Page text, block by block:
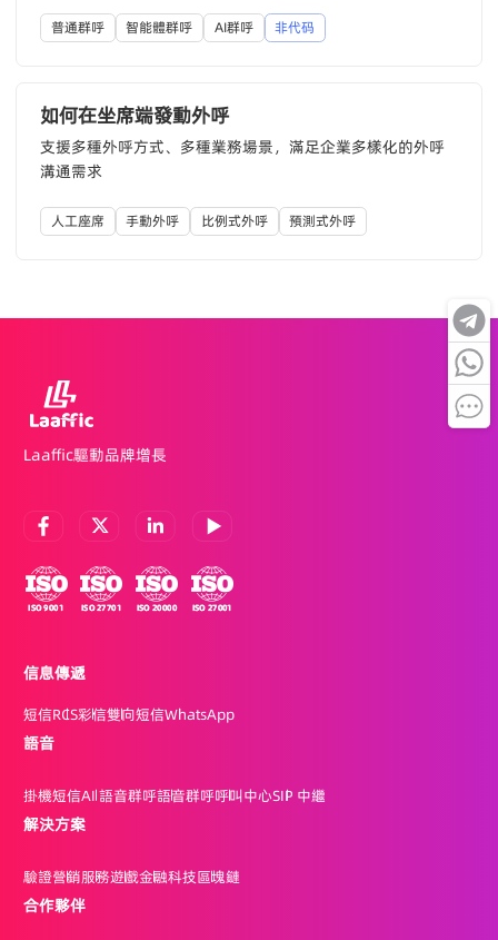
普通群呼 智能體群呼 AI群呼 非代码
如何在坐席端發動外呼
支援多種外呼方式、多種業務場景，滿足企業多樣化的外呼
溝通需求
人工座席 手動外呼 比例式外呼 預測式外呼
Laaffic驅動品牌增長
信息傳遞
短信RCS彩信雙向短信WhatsApp
語音
掛機短信AI 語音群呼語音群呼呼叫中心SIP 中繼
解決方案
驗證營銷服務遊戲金融科技區塊鏈
合作夥伴